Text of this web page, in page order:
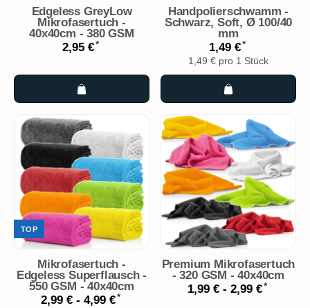
Edgeless GreyLow
Mikrofasertuch -
40x40cm - 380 GSM
2,95 €*
Handpolierschwamm -
Schwarz, Soft, Ø 100/40
mm
1,49 €*
1,49 € pro 1 Stück
TOP
Mikrofasertuch -
Edgeless Superflausch -
550 GSM - 40x40cm
2,99 € - 4,99 €*
Premium Mikrofasertuch
- 320 GSM - 40x40cm
1,99 € - 2,99 €*